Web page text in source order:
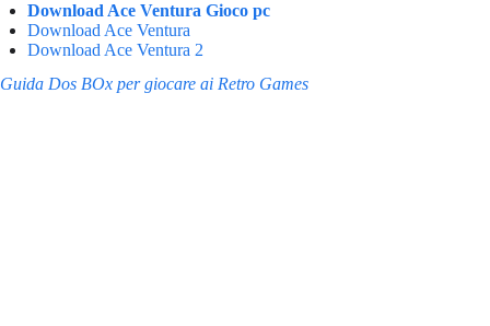
Download Ace Ventura Gioco pc
Download Ace Ventura
Download Ace Ventura 2
Guida Dos BOx per giocare ai Retro Games